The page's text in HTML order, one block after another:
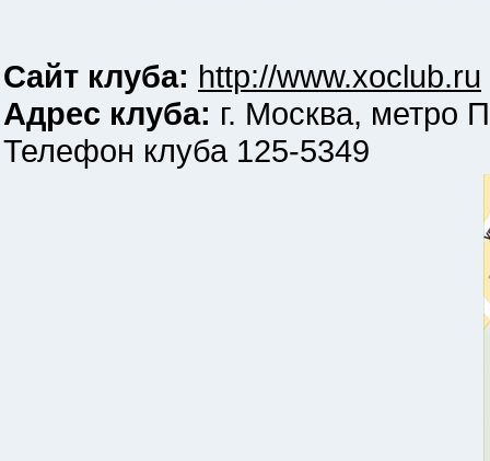
Сайт клуба: http://www.xoclub.ru
Адрес клуба: г. Москва, метро
Телефон клуба 125-5349